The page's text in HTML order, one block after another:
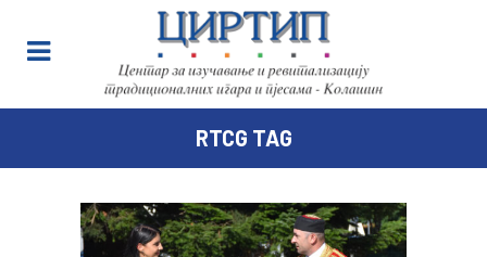
RTCG TAG